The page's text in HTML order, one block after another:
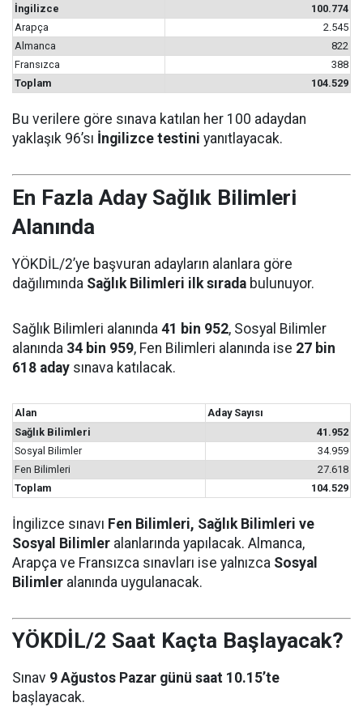
İngilizce
100.774
Arapça
2.545
Almanca
822
Fransızca
388
Toplam
104.529
Bu verilere göre sınava katılan her 100 adaydan
yaklaşık 96’sı İngilizce testini yanıtlayacak.
En Fazla Aday Sağlık Bilimleri
Alanında
YÖKDİL/2’ye başvuran adayların alanlara göre
dağılımında Sağlık Bilimleri ilk sırada bulunuyor.
Sağlık Bilimleri alanında 41 bin 952, Sosyal Bilimler
alanında 34 bin 959, Fen Bilimleri alanında ise 27 bin
618 aday sınava katılacak.
Alan
Aday Sayısı
Sağlık Bilimleri
41.952
Sosyal Bilimler
34.959
Fen Bilimleri
27.618
Toplam
104.529
İngilizce sınavı Fen Bilimleri, Sağlık Bilimleri ve
Sosyal Bilimler alanlarında yapılacak. Almanca,
Arapça ve Fransızca sınavları ise yalnızca Sosyal
Bilimler alanında uygulanacak.
YÖKDİL/2 Saat Kaçta Başlayacak?
Sınav 9 Ağustos Pazar günü saat 10.15’te
başlayacak.